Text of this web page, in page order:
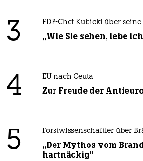
3 FDP-Chef Kubicki über seine
„Wie Sie sehen, lebe
4 EU nach Ceuta
Zur Freude der
5 Forstwissenschaftler über
„Der Mythos vom
hartnäckig“